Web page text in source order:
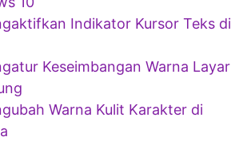
Indikator Kursor Teks di
Keseimbangan Warna Layar
Warna Kulit Karakter di